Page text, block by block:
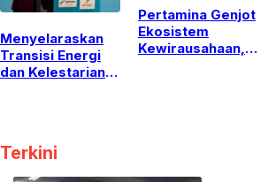
Menyelaraskan
Transisi Energi
dan Kelestarian
Pertamina Genjot
Ekosistem
Kewirausahaan,
Terkini